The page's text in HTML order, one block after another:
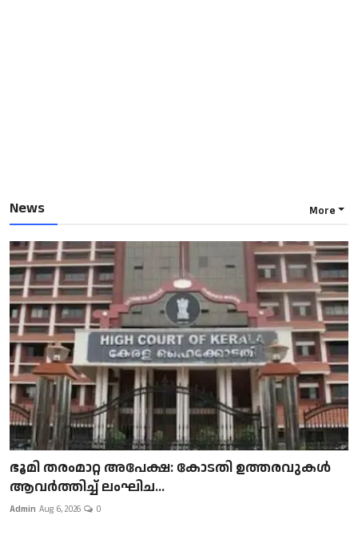
News More
ഭൂമി തരംമാറ്റ അപേക്ഷ: കോടതി ഉത്തരവുകൾ
ആവർത്തിച്ച് ലംഘിച...
Admin Aug 6, 2026 0